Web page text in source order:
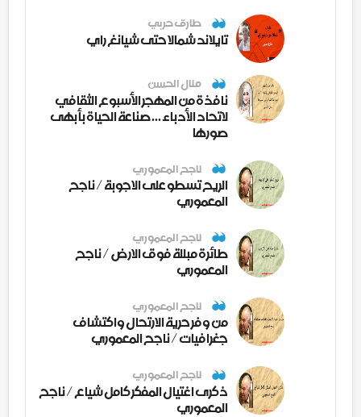
طارق حربي
تايلاند شمالا حتى شيانغ راي
منال الحسن
نافذة من المهجر الأسبوع الثقافي
لاتحاد الأدباء ... صناعة الحياة بأبهى
صورها
ناجح المعموري
الريح تسطو على الاجوبة / ناجح
المعموري
ناجح المعموري
طائرة مبللة فوق الارض / ناجح
المعموري
ناجح المعموري
من وفر حرية الارتحال واكتشاف
جغرافيات / ناجح المعموري
ناجح المعموري
ذكرى اغتيال المفكر كامل شياع / ناجح
المعموري